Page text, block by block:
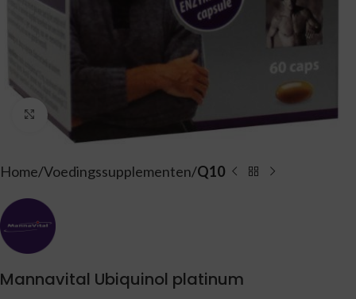
Vergroten
Home Voedingssupplementen Q10
Mannavital Ubiquinol platinum